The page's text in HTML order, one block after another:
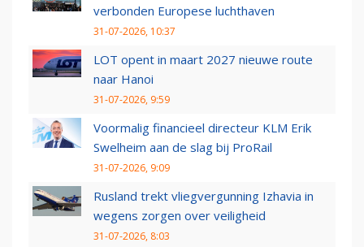
verbonden Europese luchthaven
31-07-2026, 10:37
LOT opent in maart 2027 nieuwe route
naar Hanoi
31-07-2026, 9:59
Voormalig financieel directeur KLM Erik
Swelheim aan de slag bij ProRail
31-07-2026, 9:09
Rusland trekt vliegvergunning Izhavia in
wegens zorgen over veiligheid
31-07-2026, 8:03